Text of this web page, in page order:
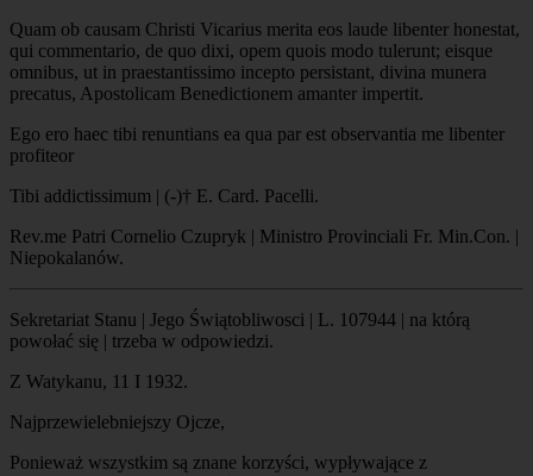
Quam ob causam Christi Vicarius merita eos laude libenter honestat,
qui commentario, de quo dixi, opem quois modo tulerunt; eisque
omnibus, ut in praestantissimo incepto persistant, divina munera
precatus, Apostolicam Benedictionem amanter impertit.
Ego ero haec tibi renuntians ea qua par est observantia me libenter
profiteor
Tibi addictissimum | (-)† E. Card. Pacelli.
Rev.me Patri Cornelio Czupryk | Ministro Provinciali Fr. Min.Con. |
Niepokalanów.
Sekretariat Stanu | Jego Świątobliwosci | L. 107944 | na którą
powołać się | trzeba w odpowiedzi.
Z Watykanu, 11 I 1932.
Najprzewielebniejszy Ojcze,
Ponieważ wszystkim są znane korzyści, wypływające z